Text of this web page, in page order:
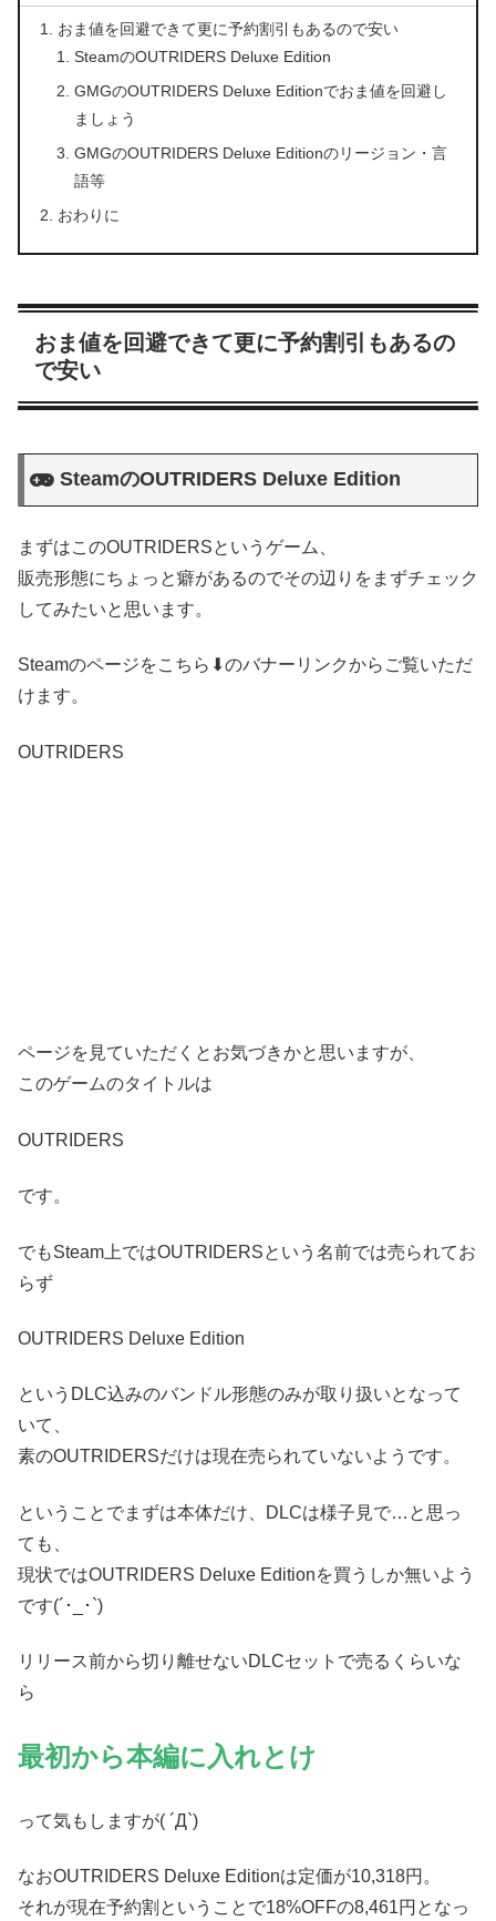
おま値を回避できて更に予約割引もあるので安い
SteamのOUTRIDERS Deluxe Edition
GMGのOUTRIDERS Deluxe Editionでおま値を回避し
ましょう
GMGのOUTRIDERS Deluxe Editionのリージョン・言
語等
おわりに
おま値を回避できて更に予約割引もあるの
で安い
SteamのOUTRIDERS Deluxe Edition
まずはこのOUTRIDERSというゲーム、
販売形態にちょっと癖があるのでその辺りをまずチェック
してみたいと思います。
Steamのページをこちら⬇のバナーリンクからご覧いただ
けます。
OUTRIDERS
ページを見ていただくとお気づきかと思いますが、
このゲームのタイトルは
OUTRIDERS
です。
でもSteam上ではOUTRIDERSという名前では売られてお
らず
OUTRIDERS Deluxe Edition
というDLC込みのバンドル形態のみが取り扱いとなって
いて、
素のOUTRIDERSだけは現在売られていないようです。
ということでまずは本体だけ、DLCは様子見で…と思っ
ても、
現状ではOUTRIDERS Deluxe Editionを買うしか無いよう
です(´･_･`)
リリース前から切り離せないDLCセットで売るくらいな
ら
最初から本編に入れとけ
って気もしますが( ´Д`)
なおOUTRIDERS Deluxe Editionは定価が10,318円。
それが現在予約割ということで18%OFFの8,461円となっ